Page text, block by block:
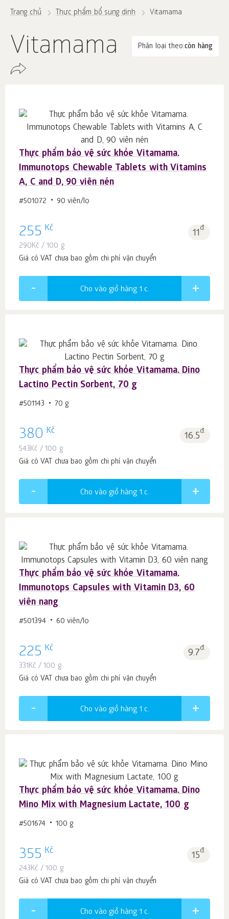
Trang chủ Thực phẩm bổ sung dinh Vitamama
Vitamama Phân loại theo:còn hàng
Thực phẩm bảo vệ sức khỏe Vitamama.
Immunotops Chewable Tablets with Vitamins
A, C and D, 90 viên nén
#501072 90 viên/lọ
255 Kč 11đ.
290Kč / 100 g
Giá có VAT chưa bao gồm chi phí vận chuyển
Cho vào giỏ hàng 1 c.
Thực phẩm bảo vệ sức khỏe Vitamama. Dino
Lactino Pectin Sorbent, 70 g
#501143 70 g
380 Kč 16.5đ.
543Kč / 100 g
Giá có VAT chưa bao gồm chi phí vận chuyển
Cho vào giỏ hàng 1 c.
Thực phẩm bảo vệ sức khỏe Vitamama.
Immunotops Capsules with Vitamin D3, 60
viên nang
#501394 60 viên/lọ
225 Kč 9.7đ.
331Kč / 100 g
Giá có VAT chưa bao gồm chi phí vận chuyển
Cho vào giỏ hàng 1 c.
Thực phẩm bảo vệ sức khỏe Vitamama. Dino
Mino Mix with Magnesium Lactate, 100 g
#501674 100 g
355 Kč 15đ.
243Kč / 100 g
Giá có VAT chưa bao gồm chi phí vận chuyển
Cho vào giỏ hàng 1 c.